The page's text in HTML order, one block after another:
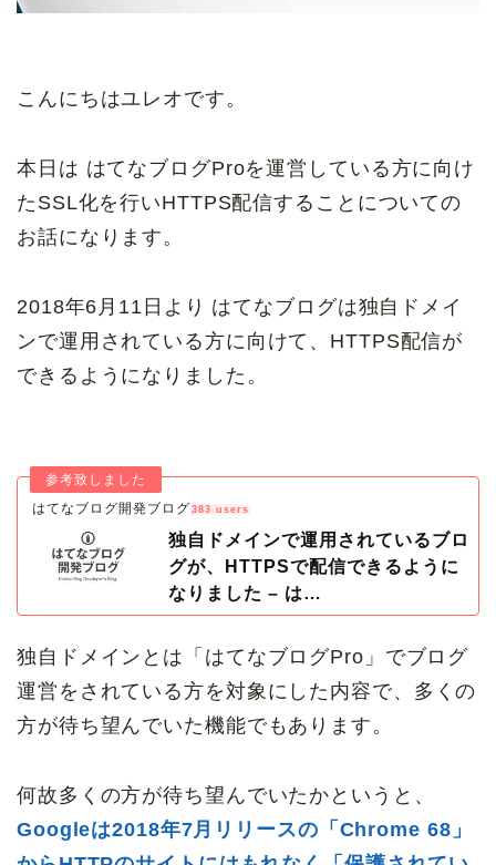
こんにちはユレオです。
本日は はてなブログProを運営している方に向け
たSSL化を行いHTTPS配信することについての
お話になります。
2018年6月11日より はてなブログは独自ドメイ
ンで運用されている方に向けて、HTTPS配信が
できるようになりました。
はてなブログ開発ブログ 383 users
独自ドメインで運用されているブロ
グが、HTTPSで配信できるように
なりました – は…
独自ドメインとは「はてなブログPro」でブログ
運営をされている方を対象にした内容で、多くの
方が待ち望んでいた機能でもあります。
何故多くの方が待ち望んでいたかというと、
Googleは2018年7月リリースの「Chrome 68」